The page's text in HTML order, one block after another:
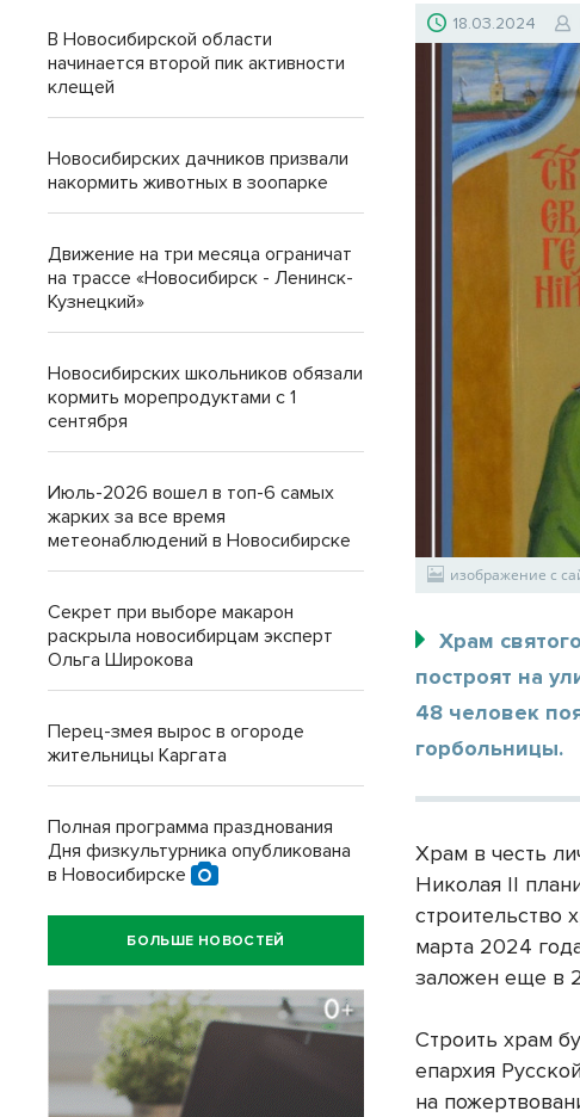
18.03.2024
изображение с
Храм
построят на
48 человек
горбольницы.
Храм в честь
Николая II
строительство
марта 2024
заложен еще в
Строить храм
епархия
на
В Новосибирской области
начинается второй пик активности
клещей
Новосибирских дачников призвали
накормить животных в зоопарке
Движение на три месяца ограничат
на трассе «Новосибирск - Ленинск-
Кузнецкий»
Новосибирских школьников обязали
кормить морепродуктами с 1
сентября
Июль-2026 вошел в топ-6 самых
жарких за все время
метеонаблюдений в Новосибирске
Секрет при выборе макарон
раскрыла новосибирцам эксперт
Ольга Широкова
Перец-змея вырос в огороде
жительницы Каргата
Полная программа празднования
Дня физкультурника опубликована
в Новосибирске
БОЛЬШЕ НОВОСТЕЙ